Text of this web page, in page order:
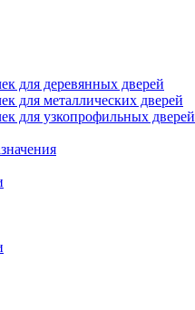
для деревянных дверей
для металлических дверей
для узкопрофильных дверей